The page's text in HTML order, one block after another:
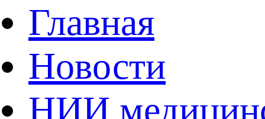
Главная
Новости
НИИ